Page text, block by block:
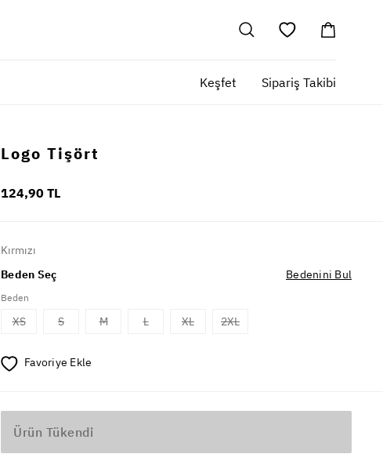
Keşfet Sipariş Takibi
Logo Tişört
124,90 TL
Kırmızı
Beden Seç
Bedenini Bul
Beden
XS S M L XL 2XL
Favoriye Ekle
Ürün Tükendi